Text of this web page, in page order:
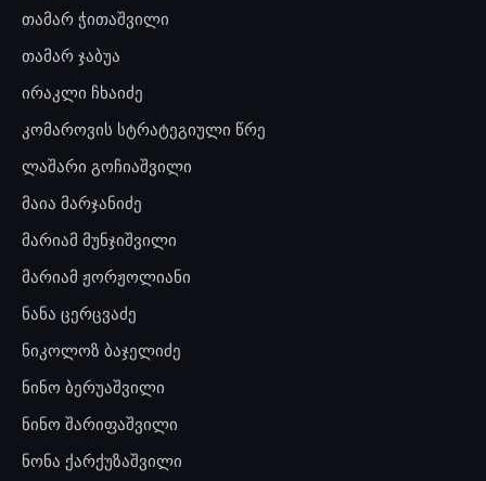
თამარ ჭითაშვილი
თამარ ჯაბუა
ირაკლი ჩხაიძე
კომაროვის სტრატეგიული წრე
ლაშარი გოჩიაშვილი
მაია მარჯანიძე
მარიამ მუნჯიშვილი
მარიამ ჟორჟოლიანი
ნანა ცერცვაძე
ნიკოლოზ ბაჯელიძე
ნინო ბერუაშვილი
ნინო შარიფაშვილი
ნონა ქარქუზაშვილი